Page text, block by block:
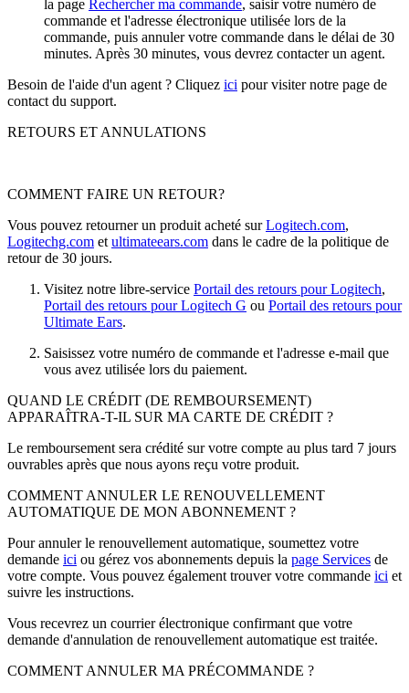
la page Rechercher ma commande, saisir votre numéro de
commande et l'adresse électronique utilisée lors de la
commande, puis annuler votre commande dans le délai de 30
minutes. Après 30 minutes, vous devrez contacter un agent.
Besoin de l'aide d'un agent ? Cliquez ici pour visiter notre page de
contact du support.
RETOURS ET ANNULATIONS
COMMENT FAIRE UN RETOUR?
Vous pouvez retourner un produit acheté surLogitech.com,
Logitechg.com et ultimateears.com dans le cadre de la politique de
retour de 30 jours.
Visitez notre libre-service Portail des retours pour Logitech,
Portail des retours pour Logitech G ou Portail des retours pour
Ultimate Ears.
Saisissez votre numéro de commande et l'adresse e-mail que
vous avez utilisée lors du paiement.
QUAND LE CRÉDIT (DE REMBOURSEMENT)
APPARAÎTRA-T-IL SUR MA CARTE DE CRÉDIT ?
Le remboursement sera crédité sur votre compte au plus tard 7 jours
ouvrables après que nous ayons reçu votre produit.
COMMENT ANNULER LE RENOUVELLEMENT
AUTOMATIQUE DE MON ABONNEMENT ?
Pour annuler le renouvellement automatique, soumettez votre
demande ici ou gérez vos abonnements depuis la page Services de
votre compte. Vous pouvez également trouver votre commande ici et
suivre les instructions.
Vous recevrez un courrier électronique confirmant que votre
demande d'annulation de renouvellement automatique est traitée.
COMMENT ANNULER MA PRÉCOMMANDE ?